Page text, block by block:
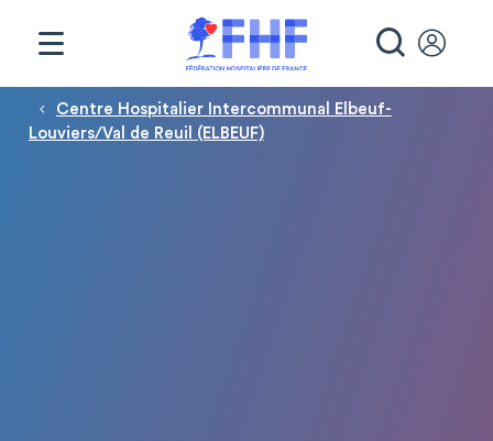
Fil d'Ariane
Centre Hospitalier Intercommunal Elbeuf-
Louviers/Val de Reuil (ELBEUF)
Panneau de gestion des cookies